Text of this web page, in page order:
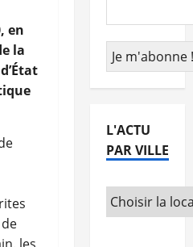
en
la
L'ACTU
PAR VILLE